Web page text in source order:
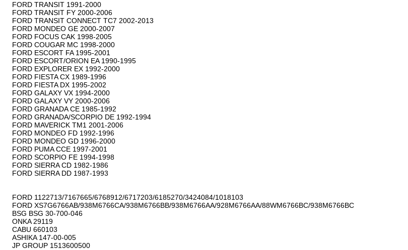
FORD TRANSIT 1991-2000
FORD TRANSIT FY 2000-2006
FORD TRANSIT CONNECT TC7 2002-2013
FORD MONDEO GE 2000-2007
FORD FOCUS CAK 1998-2005
FORD COUGAR MC 1998-2000
FORD ESCORT FA 1995-2001
FORD ESCORT/ORION EA 1990-1995
FORD EXPLORER EX 1992-2000
FORD FIESTA CX 1989-1996
FORD FIESTA DX 1995-2002
FORD GALAXY VX 1994-2000
FORD GALAXY VY 2000-2006
FORD GRANADA CE 1985-1992
FORD GRANADA/SCORPIO DE 1992-1994
FORD MAVERICK TM1 2001-2006
FORD MONDEO FD 1992-1996
FORD MONDEO GD 1996-2000
FORD PUMA CCE 1997-2001
FORD SCORPIO FE 1994-1998
FORD SIERRA CD 1982-1986
FORD SIERRA DD 1987-1993
FORD 1122713/7167665/6768912/6717203/6185270/3424084/1018103
FORD XS7G6766AB/938M6766CA/938M6766BB/938M6766AA/928M6766AA/88WM6766BC/938M6766BC
BSG BSG 30-700-046
ONKA 29119
CABU 660103
ASHIKA 147-00-005
JP GROUP 1513600500